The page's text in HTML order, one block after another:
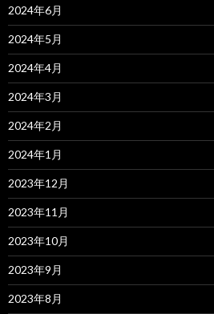
2024年6月
2024年5月
2024年4月
2024年3月
2024年2月
2024年1月
2023年12月
2023年11月
2023年10月
2023年9月
2023年8月